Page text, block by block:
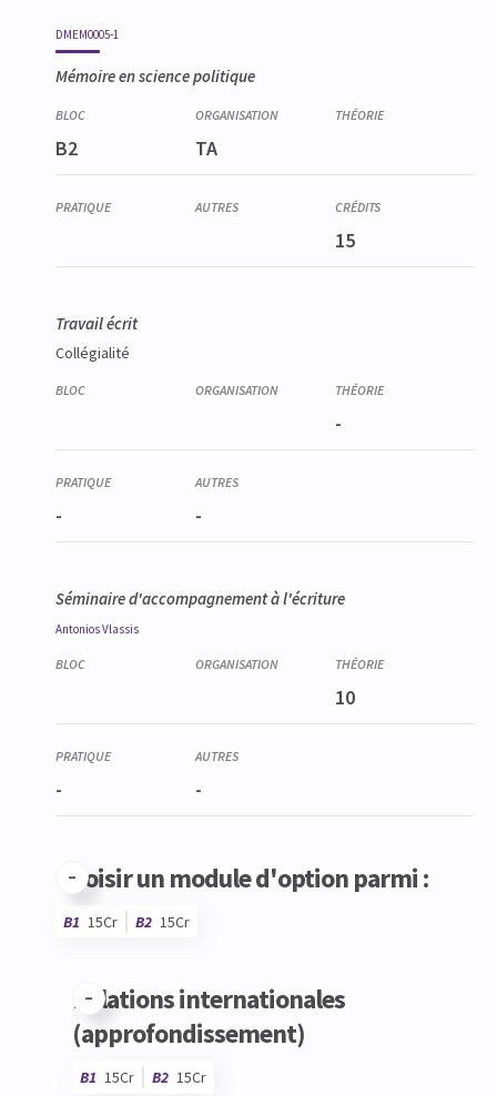
DMEM0005-1
Mémoire en science politique
B2 TA
15
Travail écrit
Collégialité
-
- -
Séminaire d'accompagnement à l'écriture
AntoniosVlassis
10
- -
Choisir un module d'option parmi :
B1 15Cr B2 15Cr
Relations internationales
(approfondissement)
B1 15Cr B2 15Cr